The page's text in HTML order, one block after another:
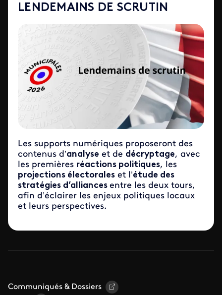
LENDEMAINS DE SCRUTIN
Les supports numériques proposeront des
contenus d’analyse et de décryptage, avec
les premières réactions politiques, les
projections électorales et l’étude des
stratégies d’alliances entre les deux tours,
afin d’éclairer les enjeux politiques locaux
et leurs perspectives.
Communiqués & Dossiers